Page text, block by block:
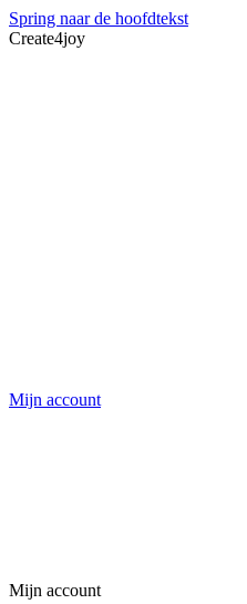
Spring naar de hoofdtekst
Create4joy
Mijn account
Mijn account